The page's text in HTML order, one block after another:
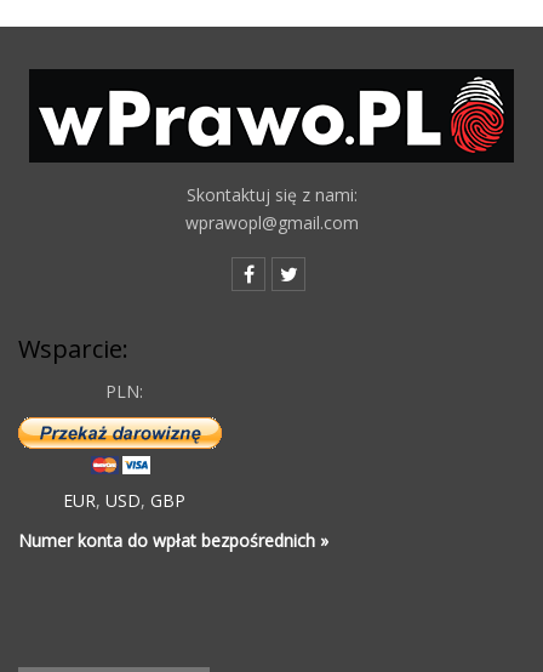
Skontaktuj się z nami:
wprawopl@gmail.com
Wsparcie:
PLN:
EUR, USD, GBP
Numer konta do wpłat bezpośrednich »